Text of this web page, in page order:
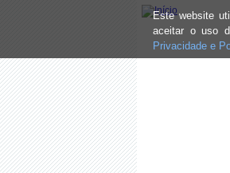
Este website
aceitar o uso
Privacidade e